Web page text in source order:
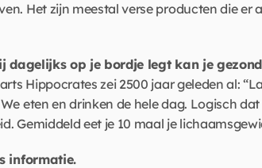
Het zijn meestal verse producten die
dagelijks op je bordje legt kan je
Hippocrates zei 2500 jaar geleden al:
We eten en drinken de hele dag. Logisch
Gemiddeld eet je 10 maal je
informatie.